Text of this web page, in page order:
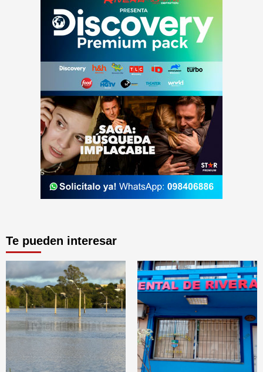
Te pueden interesar